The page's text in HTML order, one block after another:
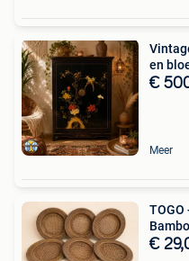
en
€
Meer
TOGO
€